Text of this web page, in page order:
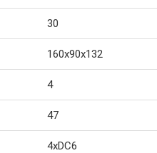
30
160x90x132
4
47
4xDC6